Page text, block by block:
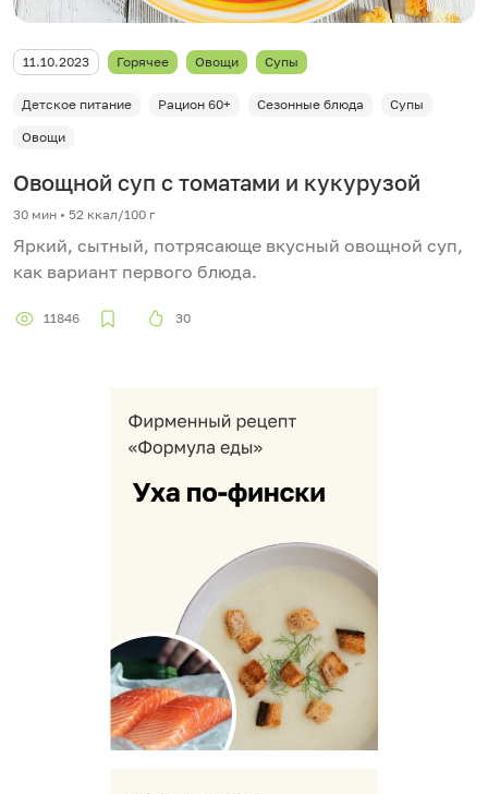
11.10.2023 Горячее Овощи Супы
Детское питание Рацион 60+ Сезонные блюда
Супы
Овощи
Овощной суп с томатами и кукурузой
30 мин • 52 ккал/100 г
Яркий, сытный, потрясающе вкусный овощной суп,
как вариант первого блюда.
11846 30